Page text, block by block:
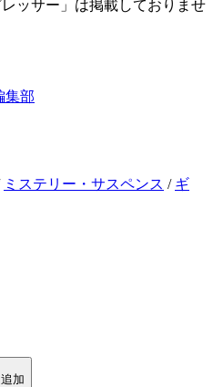
ッサー」は掲載しておりませ
集部
ミステリー・サスペンス / ギ
加